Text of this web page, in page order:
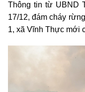
Thông tin từ UBND
17/12, đám cháy
1, xã Vĩnh Thực mới